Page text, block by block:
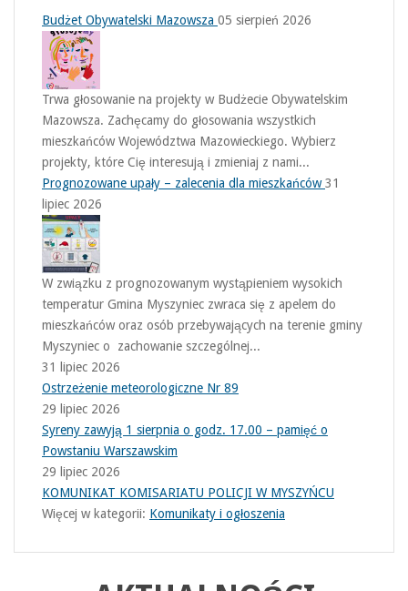
Budżet Obywatelski Mazowsza 05 sierpień 2026
Trwa głosowanie na projekty w Budżecie Obywatelskim
Mazowsza. Zachęcamy do głosowania wszystkich
mieszkańców Województwa Mazowieckiego. Wybierz
projekty, które Cię interesują i zmieniaj z nami...
Prognozowane upały – zalecenia dla mieszkańców31
lipiec 2026
W związku z prognozowanym wystąpieniem wysokich
temperatur Gmina Myszyniec zwraca się z apelem do
mieszkańców oraz osób przebywających na terenie gminy
Myszyniec o zachowanie szczególnej...
31 lipiec 2026
Ostrzeżenie meteorologiczne Nr 89
29 lipiec 2026
Syreny zawyją 1 sierpnia o godz. 17.00 – pamięć o
Powstaniu Warszawskim
29 lipiec 2026
KOMUNIKAT KOMISARIATU POLICJI W MYSZYŃCU
Więcej w kategorii: Komunikaty i ogłoszenia